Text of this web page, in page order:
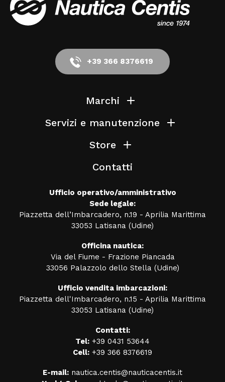
+39 366 8376619
Marchi
Servizi e manutenzione
Store
Contatti
Ufficio operativo/amministrativo
Sede legale:
Piazzetta dell’Imbarcadero, n.19 - Aprilia Marittima
33053 Latisana (Udine)
Officina nautica:
Via del Fiume - Frazione Piancada
33056 Palazzolo dello Stella (Udine)
Ufficio vendita imbarcazioni:
Piazzetta dell'Imbarcadero, n.15 - Aprilia Marittima
33053 Latisana (Udine)
Contatti:
Tel: +39 0431 53644
Cell: +39 366 8376619
E-mail: nautica.centis@nauticacentis.it